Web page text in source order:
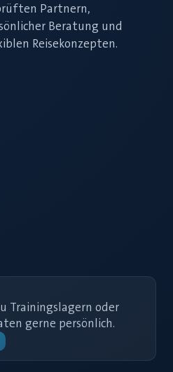
Partnern,
Beratung und
Reisekonzepten.
Trainingslagern oder
gerne persönlich.